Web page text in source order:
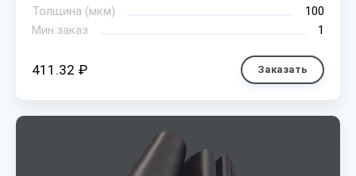
Толщина (мкм)
100
Мин.заказ
1
411.32 ₽ Заказать